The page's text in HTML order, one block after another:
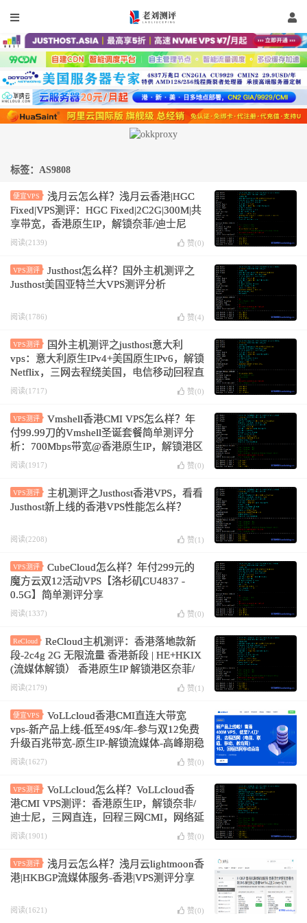
标签：AS9808
便宜VPS
浅月云怎么样？浅月云香港|HGC
Fixed|VPS测评：HGC Fixed|2C2G|300M|共
享带宽，香港原生IP，解锁奈菲/迪士尼
阅读(2139) 赞(0)
VPS测评
Justhost怎么样？国外主机测评之
Justhost美国亚特兰大VPS测评分析
阅读(1786) 赞(4)
VPS测评
国外主机测评之justhost意大利
vps：意大利原生IPv4+美国原生IPv6，解锁
Netflix，三网去程绕美国，电信移动回程直
连，移动回程绕美国
阅读(1717) 赞(0)
VPS测评
Vmshell香港CMI VPS怎么样？年
付99.99刀的Vmshell圣诞套餐简单测评分
析：700Mbps带宽@香港原生IP，解锁港区
奈菲/迪士尼，油管跑4万Kbps
阅读(1917) 赞(0)
VPS测评
主机测评之Justhost香港VPS，看看
Justhost新上线的香港VPS性能怎么样？
阅读(2208) 赞(1 )
VPS测评
CubeCloud怎么样？年付299元的
魔方云双12活动VPS【洛杉矶CU4837 -
0.5G】简单测评分享
阅读(1337) 赞(0)
ReCloud
ReCloud主机测评：香港落地款新
段-2c4g 2G 无限流量 香港新段 | HE+HKIX
(流媒体解锁） 香港原生IP 解锁港区奈菲/
油管/迪士尼
阅读(2179) 赞(1 )
便宜VPS
VoLLcloud香港CMI直连大带宽
vps-新产品上线-低至49$/年-参与双12免费
升级百兆带宽-原生IP-解锁流媒体-高峰期稳
定-G口冗余
阅读(1627) 赞(0)
VPS测评
VoLLcloud怎么样？VoLLcloud香
港CMI VPS测评：香港原生IP，解锁奈非/
迪士尼，三网直连，回程三网CMI，网络延
迟84.9ms
阅读(1901) 赞(0)
VPS测评
浅月云怎么样？浅月云lightmoon香
港|HKBGP流媒体服务-香港|VPS测评分享
阅读(1621) 赞(0)